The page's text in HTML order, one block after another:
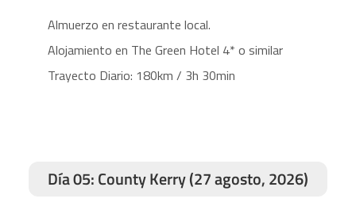
Almuerzo en restaurante local.
Alojamiento en The Green Hotel 4* o similar
Trayecto Diario: 180km / 3h 30min
Día 05: County Kerry (27 agosto, 2026)